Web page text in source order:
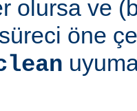
olursa ve
öne